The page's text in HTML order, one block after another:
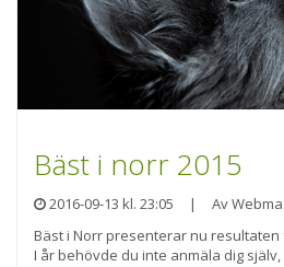
Bäst i norr 2015
2016-09-13 kl. 23:05 |
Av
Bäst i Norr presenterar nu resultaten
I år behövde du inte anmäla dig